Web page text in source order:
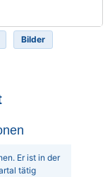
Bilder
Er ist in der
tätig